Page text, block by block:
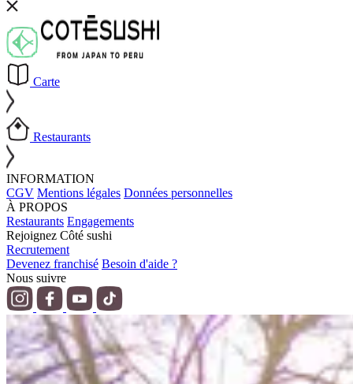
Carte
Restaurants
INFORMATION
CGV Mentions légales Données personnelles
À PROPOS
Restaurants Engagements
Rejoignez Côté sushi
Recrutement
Devenez franchisé Besoin d'aide ?
Nous suivre